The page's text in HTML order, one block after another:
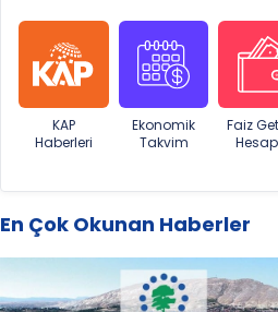
KAP
Haberleri
Ekonomik
Takvim
Faiz
En Çok Okunan Haberler